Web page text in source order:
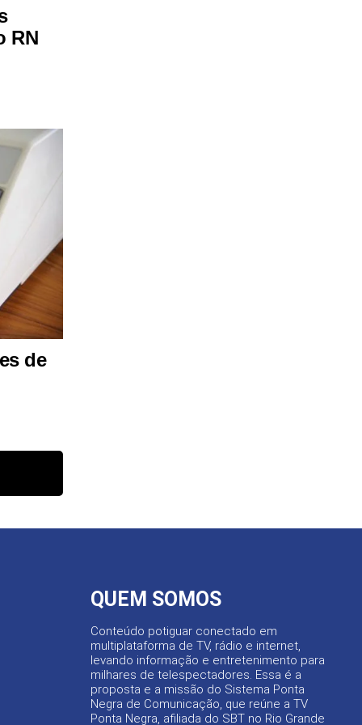
RN
de
QUEM SOMOS
Conteúdo potiguar conectado em
multiplataforma de TV, rádio e internet,
levando informação e entretenimento para
milhares de telespectadores. Essa é a
proposta e a missão do Sistema Ponta
Negra de Comunicação, que reúne a TV
Ponta Negra, afiliada do SBT no Rio Grande